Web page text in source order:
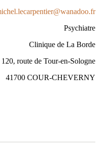
Psychiatre
Clinique de La Borde
120, route de Tour-en-Sologne
41700 COUR-CHEVERNY